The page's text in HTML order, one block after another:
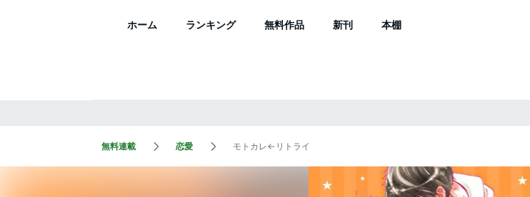
ホーム ランキング 無料作品 新刊 本棚
無料連載 恋愛 モトカレ←リトライ